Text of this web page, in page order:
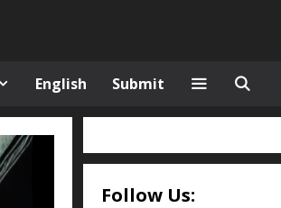
English Submit
Follow Us: